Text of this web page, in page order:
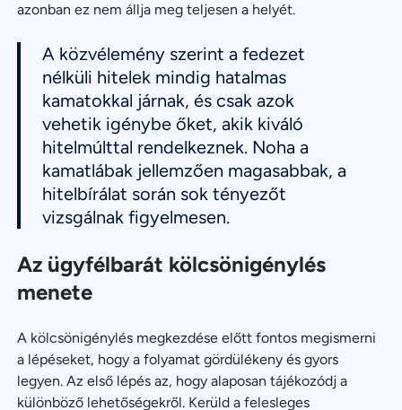
azonban ez nem állja meg teljesen a helyét.
A közvélemény szerint a fedezet
nélküli hitelek mindig hatalmas
kamatokkal járnak, és csak azok
vehetik igénybe őket, akik kiváló
hitelmúlttal rendelkeznek. Noha a
kamatlábak jellemzően magasabbak, a
hitelbírálat során sok tényezőt
vizsgálnak figyelmesen.
Az ügyfélbarát kölcsönigénylés
menete
A kölcsönigénylés megkezdése előtt fontos megismerni
a lépéseket, hogy a folyamat gördülékeny és gyors
legyen. Az első lépés az, hogy alaposan tájékozódj a
különböző lehetőségekről. Kerüld a felesleges